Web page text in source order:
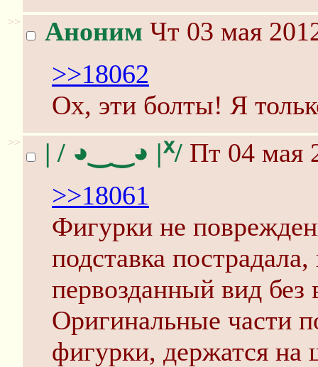
>> Аноним Чт 03 мая
>>18062
Ох, эти болты! Я
>> | / ◕‿‿◕ |ᕁ/ Пт 04 мая
>>18061
Фигурки не
подставка
первозданный вид
Оригинальные части
фигурки, держатся